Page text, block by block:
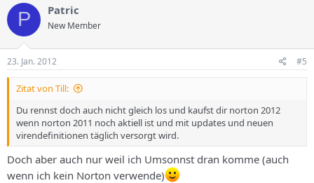
P Patric
New Member
23. Jan. 2012 #5
Zitat von Till:
Du rennst doch auch nicht gleich los und kaufst dir norton 2012
wenn norton 2011 noch aktiell ist und mit updates und neuen
virendefinitionen täglich versorgt wird.
Doch aber auch nur weil ich Umsonnst dran komme (auch
wenn ich kein Norton verwende)